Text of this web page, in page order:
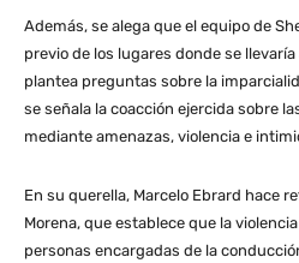
Además, se alega que el equipo de
previo de los lugares donde se
plantea preguntas sobre la
se señala la coacción ejercida sobre
mediante amenazas, violencia e
En su querella, Marcelo Ebrard hace
Morena, que establece que la
personas encargadas de la